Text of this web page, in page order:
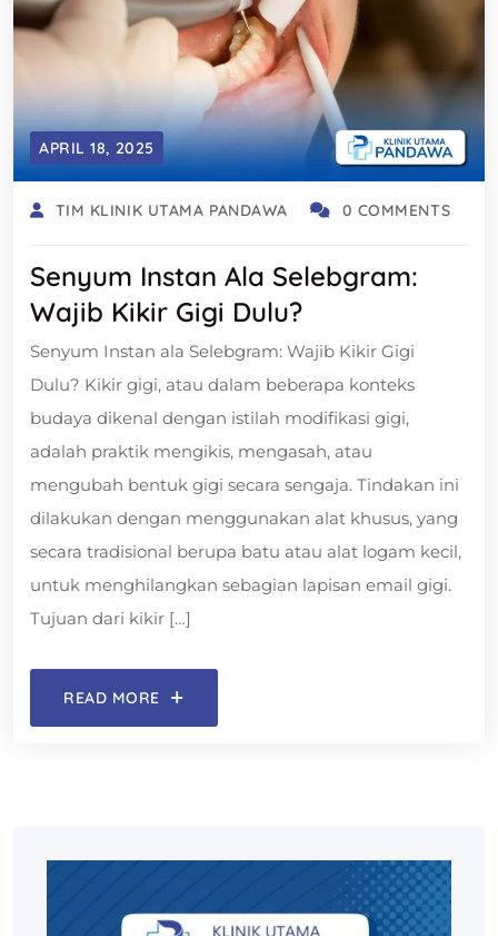
APRIL 18, 2025
TIM KLINIK UTAMA PANDAWA 0 COMMENTS
Senyum Instan Ala Selebgram:
Wajib Kikir Gigi Dulu?
Senyum Instan ala Selebgram: Wajib Kikir Gigi
Dulu? Kikir gigi, atau dalam beberapa konteks
budaya dikenal dengan istilah modifikasi gigi,
adalah praktik mengikis, mengasah, atau
mengubah bentuk gigi secara sengaja. Tindakan ini
dilakukan dengan menggunakan alat khusus, yang
secara tradisional berupa batu atau alat logam kecil,
untuk menghilangkan sebagian lapisan email gigi.
Tujuan dari kikir […]
READ MORE